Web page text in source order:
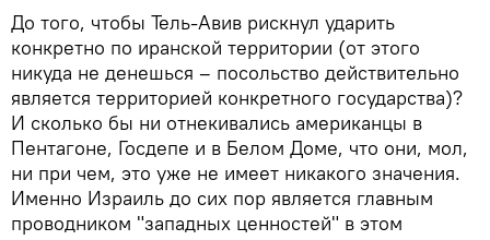
До того, чтобы Тель-Авив рискнул ударить
конкретно по иранской территории (от этого
никуда не денешься – посольство действительно
является территорией конкретного государства)?
И сколько бы ни отнекивались американцы в
Пентагоне, Госдепе и в Белом Доме, что они, мол,
ни при чем, это уже не имеет никакого значения.
Именно Израиль до сих пор является главным
проводником "западных ценностей" в этом